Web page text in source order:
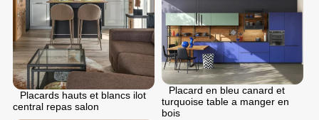
Placards hauts et blancs ilot
central repas salon
Placard en bleu canard et
turquoise table a manger en
bois